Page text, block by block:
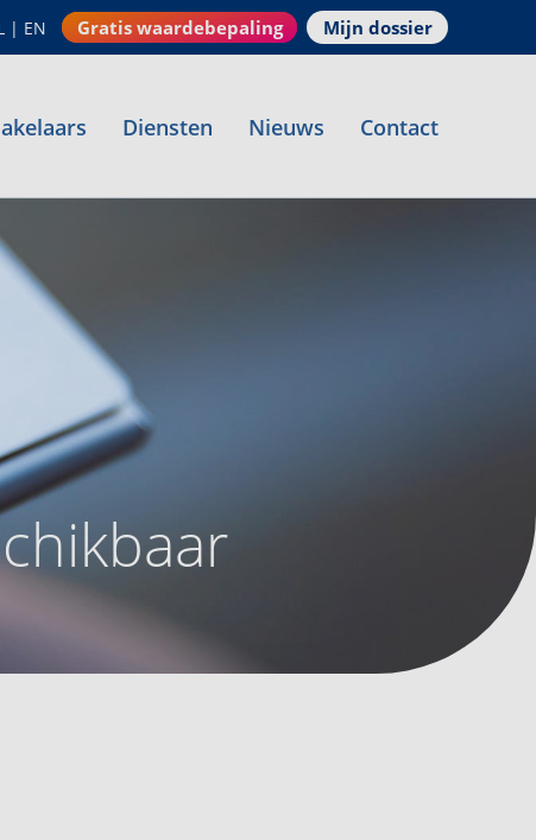
| EN Gratis waardebepaling Mijn dossier
Diensten Nieuws Contact